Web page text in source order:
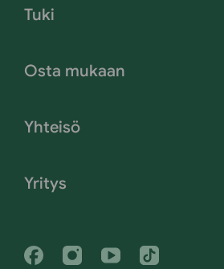
Tuki
Osta mukaan
Yhteisö
Yritys
FacebookInstagramYoutubeTiktok